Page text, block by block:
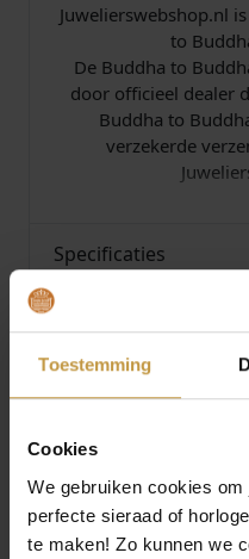
Toestemming
Cookies
We gebruiken cookies
perfecte sieraad of
te maken! Zo kunnen we
Juwelierswebshop.nl
to
De Buddha to
door officieel dealer
Buddha to
verzekerde
Specificaties
MEER VAN
€699,00